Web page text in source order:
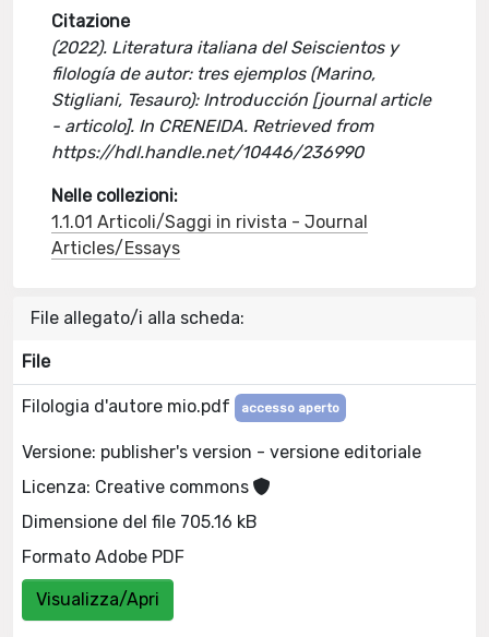
Citazione
(2022). Literatura italiana del Seiscientos y
filología de autor: tres ejemplos (Marino,
Stigliani, Tesauro): Introducción [journal article
- articolo]. In CRENEIDA. Retrieved from
https://hdl.handle.net/10446/236990
Nelle collezioni:
1.1.01 Articoli/Saggi in rivista - Journal
Articles/Essays
File allegato/i alla scheda:
File
Filologia d'autore mio.pdf accesso aperto
Versione: publisher's version - versione editoriale
Licenza: Creative commons
Dimensione del file 705.16 kB
Formato Adobe PDF
Visualizza/Apri